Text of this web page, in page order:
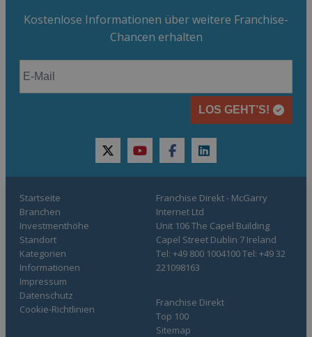
Kostenlose Informationen über weitere Franchise-
Chancen erhalten
LOS GEHT’S!
twitteryoutubefacebooklinkedin
Startseite
Branchen
Investmenthöhe
Standort
Kategorien
Informationen
Franchise Direkt
Top 100
Sitemap
Impressum
Datenschutz
Cookie-Richtlinien
Franchise Direkt - McGarry
Internet Ltd
Unit 106 The Capel Building
Capel Street Dublin 7 Ireland
Tel: +49 800 1004100 Tel: +49 32
221098163